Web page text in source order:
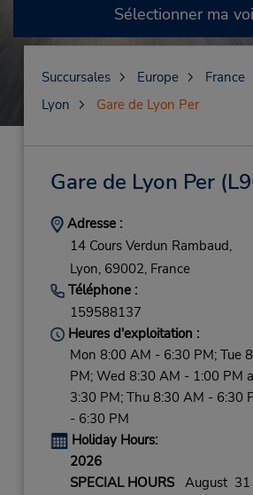
Sélectionner ma
Succursales Europe
France
Lyon
Gare de Lyon Per
Gare de Lyon Per
Adresse :
14 Cours Verdun Rambaud,
Lyon, 69002, France
Téléphone :
159588137
Heures d'exploitation :
Mon 8:00 AM - 6:30 PM; Tue
PM; Wed 8:30 AM - 1:00 PM
3:30 PM; Thu 8:30 AM - 6:30
- 6:30 PM
Holiday Hours:
2026
SPECIAL HOURSAugust 31